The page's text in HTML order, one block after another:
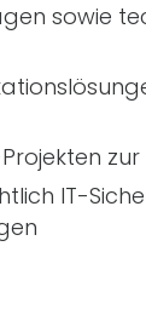
sowie
IT-